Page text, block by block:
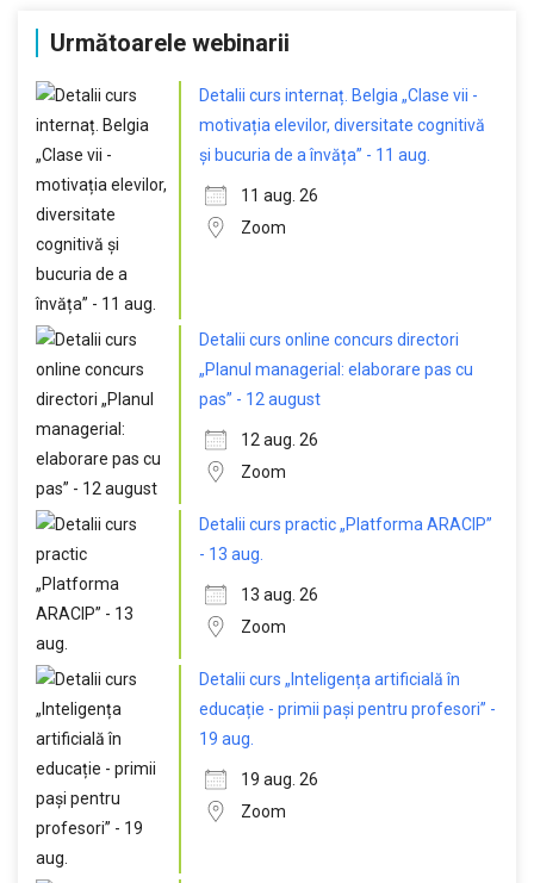
Următoarele webinarii
Detalii curs internaț. Belgia „Clase vii -
motivația elevilor, diversitate cognitivă
și bucuria de a învăța” - 11 aug.
11 aug. 26
Zoom
Detalii curs online concurs directori
„Planul managerial: elaborare pas cu
pas” - 12 august
12 aug. 26
Zoom
Detalii curs practic „Platforma ARACIP”
- 13 aug.
13 aug. 26
Zoom
Detalii curs „Inteligența artificială în
educație - primii pași pentru profesori” -
19 aug.
19 aug. 26
Zoom